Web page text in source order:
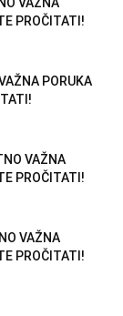
VAŽNA
PROČITATI!
PORUKA
VAŽNA
PROČITATI!
VAŽNA
PROČITATI!